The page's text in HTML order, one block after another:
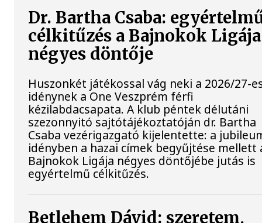
Dr. Bartha Csaba:
célkitűzés a Bajnokok Ligája
négyes döntője
Huszonkét játékossal vág neki a 2026/27-
idénynek a One Veszprém férfi
kézilabdacsapata. A klub péntek délutáni
szezonnyitó sajtótájékoztatóján dr. Bartha
Csaba vezérigazgató kijelentette: a
idényben a hazai címek begyűjtése mellett
Bajnokok Ligája négyes döntőjébe jutás is
egyértelmű célkitűzés.
Betlehem Dávid: szeretem,